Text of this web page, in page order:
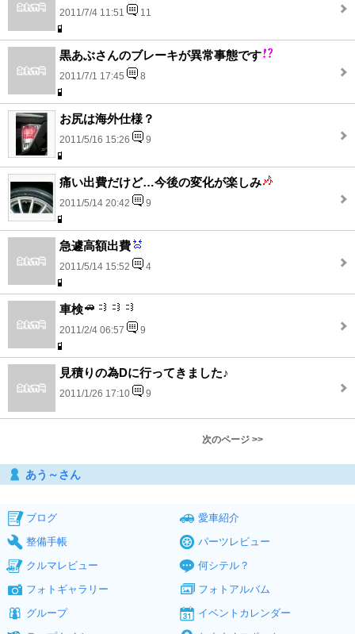
2011/7/4 11:51 11
黒あぶさんのブレーキが異常事態です
2011/7/1 17:45 8
お尻は海外仕様？
2011/5/16 15:26 9
痛い出費だけど…今後の変化が楽しみ
2011/5/14 20:42 9
急遽高額出費
2011/5/14 15:52 4
車検
2011/2/4 06:57 9
見積りの為Dに行ってきました♪
2011/1/26 17:10 9
次のページ >>
あう～さん
ブログ
愛車紹介
整備手帳
パーツレビュー
クルマレビュー
何シテル？
フォトギャラリー
フォトアルバム
グループ
イベントカレンダー